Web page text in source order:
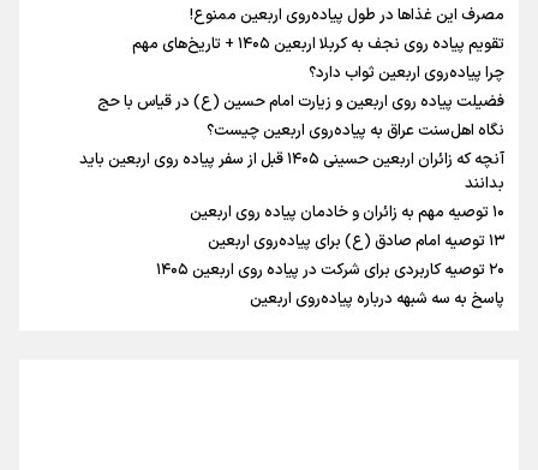
رابطه کارگر و کارفرما در اندیشه رهبر شهید: از تضاد به
زوجیت
اینفو برنا / جدول کامل فاصله مرز شلمچه تا شهرهای زیارتی
عراق
مصرف این غذاها در طول پیاده‌روی اربعین ممنوع!
تقویم پیاده روی نجف به کربلا اربعین ۱۴۰۵ + تاریخ‌های مهم
چرا پیاده‌روی اربعین ثواب دارد؟
فضیلت پیاده روی اربعین و زیارت امام حسین (ع) در قیاس با حج
نگاه اهل‌سنت عراق به پیاده‌روی اربعین چیست؟
آنچه که زائران اربعین حسینی ۱۴۰۵ قبل از سفر پیاده روی اربعین باید
بدانند
۱۰ توصیه مهم به زائران و خادمان پیاده روی اربعین
۱۳ توصیه امام صادق (ع) برای پیاده‌روی اربعین
۲۰ توصیه کاربردی برای شرکت در پیاده روی اربعین ۱۴۰۵
پاسخ به سه‌ شبهه درباره پیاده‌روی اربعین